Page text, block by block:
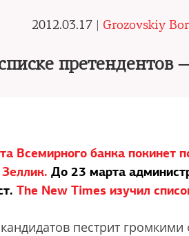
2012.03.17 | Grozovskiy
претендентов
Всемирного банка покинет
До 23 марта
The New Times изучил
пестрит